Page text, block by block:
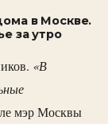
в Москве.
за утро
«В
мэр Москвы